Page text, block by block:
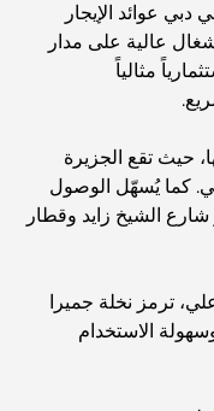
جولة مغامرة لعشاق
دليل الطهي
Dubai Horse
أماكن القهوة وأسلوب
عوائد الإيجار
عالية على مدار
مثالياً
حيث تقع الجزيرة
كما يُسهّل الوصول
شارع الشيخ زايد وقطار
ترمز نخلة جميرا
الاستخدام